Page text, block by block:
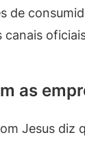
de
canais
as
Jesus diz